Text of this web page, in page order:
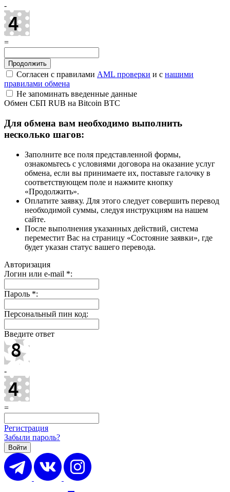
-
=
Согласен с правилами AML проверки и с нашими
правилами обмена
Не запоминать введенные данные
Обмен СБП RUB на Bitcoin BTC
Для обмена вам необходимо выполнить
несколько шагов:
Заполните все поля представленной формы,
ознакомьтесь с условиями договора на оказание услуг
обмена, если вы принимаете их, поставьте галочку в
соответствующем поле и нажмите кнопку
«Продолжить».
Оплатите заявку. Для этого следует совершить перевод
необходимой суммы, следуя инструкциям на нашем
сайте.
После выполнения указанных действий, система
переместит Вас на страницу «Состояние заявки», где
будет указан статус вашего перевода.
Авторизация
Логин или e-mail *:
Пароль *:
Персональный пин код:
Введите ответ
-
=
Регистрация
Забыли пароль?